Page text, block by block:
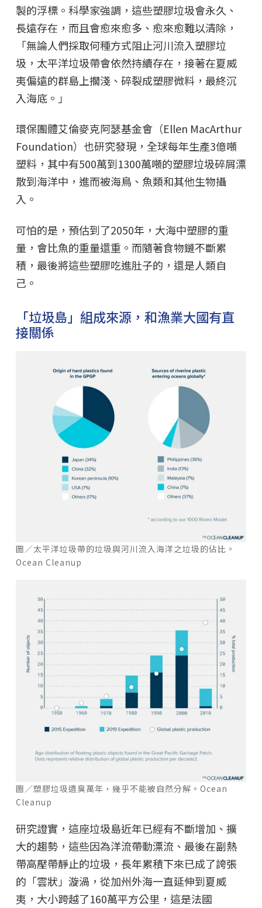
製的浮標。科學家強調，這些塑膠垃圾會永久、
長遠存在，而且會愈來愈多、愈來愈難以清除，
「無論人們採取何種方式阻止河川流入塑膠垃
圾，太平洋垃圾帶會依然持續存在，接著在夏威
夷偏遠的群島上擱淺、碎裂成塑膠微料，最終沉
入海底。」
環保團體艾倫麥克阿瑟基金會（Ellen MacArthur
Foundation）也研究發現，全球每年生產3億噸
塑料，其中有500萬到1300萬噸的塑膠垃圾碎屑漂
散到海洋中，進而被海鳥、魚類和其他生物攝
入。
可怕的是，預估到了2050年，大海中塑膠的重
量，會比魚的重量還重。而隨著食物鏈不斷累
積，最後將這些塑膠吃進肚子的，還是人類自
己。
「垃圾島」組成來源，和漁業大國有直
接關係
圖／太平洋垃圾帶的垃圾與河川流入海洋之垃圾的佔比。
Ocean Cleanup
圖／塑膠垃圾遺臭萬年，幾乎不能被自然分解。Ocean
Cleanup
研究證實，這座垃圾島近年已經有不斷增加、擴
大的趨勢，這些因為洋流帶動漂流、最後在副熱
帶高壓帶靜止的垃圾，長年累積下來已成了誇張
的「雲狀」漩渦，從加州外海一直延伸到夏威
夷，大小跨越了160萬平方公里，這是法國